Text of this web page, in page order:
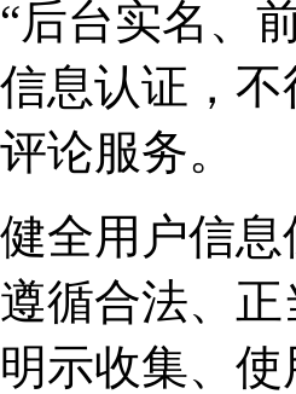
“后台实名、
息认证，
论服务。
健全用户信
循合法、
示收集、